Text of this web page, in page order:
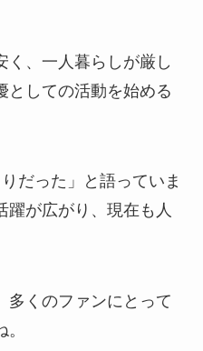
く、一人暮らしが厳し
としての活動を始める
だった」と語っていま
躍が広がり、現在も人
多くのファンにとって